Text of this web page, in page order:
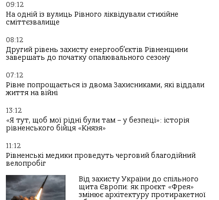
09:12
На одній із вулиць Рівного ліквідували стихійне
сміттєзвалище
08:12
Другий рівень захисту енергооб’єктів Рівненщини
завершать до початку опалювального сезону
07:12
Рівне попрощається із двома Захисниками, які віддали
життя на війні
13:12
«Я тут, щоб мої рідні були там – у безпеці»: історія
рівненського бійця «Князя»
11:12
Рівненські медики проведуть черговий благодійний
велопробіг
Від захисту України до спільного
щита Європи: як проєкт «Фрея»
змінює архітектуру протиракетної